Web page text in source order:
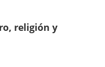
religión y